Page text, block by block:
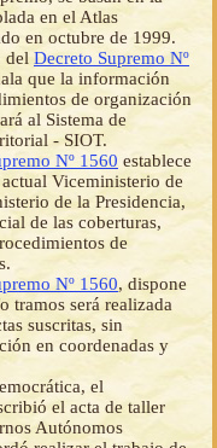
en el Atlas
en octubre de 1999.
delDecreto Supremo Nº
que la información
de organización
al Sistema de
- SIOT.
Nº 1560 establece
Viceministerio de
de la Presidencia,
de las coberturas,
de
Nº 1560, dispone
tramos será realizada
suscritas, sin
en coordenadas y
el
el acta de taller
Autónomos